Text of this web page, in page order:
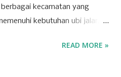
kecamatan yang
kebutuhan ubi jalar,
Kuningan yang mencatat
READ MORE »